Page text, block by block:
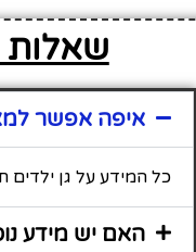
שאלות
איפה אפשר
כל המידע על גן
האם יש מידע